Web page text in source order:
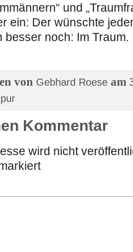
und
ein: Der wünschte
besser noch: Im Traum.
von Gebhard Roese am
Kommentar
wird nicht